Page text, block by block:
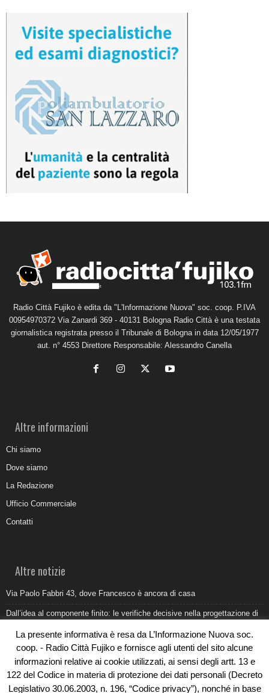
Radio Città Fujiko è edita da "L'Informazione Nuova" soc. coop. P.IVA
00954970372 Via Zanardi 369 - 40131 Bologna Radio Città è una testata
giornalistica registrata presso il Tribunale di Bologna in data 12/05/1977
aut. n° 4553 Direttore Responsabile: Alessandro Canella
Altre informazioni
Chi siamo
Dove siamo
La Redazione
Ufficio Commerciale
Contatti
Altre notizie
Via Paolo Fabbri 43, dove Francesco è ancora di casa
Dall’idea al componente finito: le verifiche decisive nella progettazione di
Belvedere Marittimo e il report ARPACAL 2026 sulla qualità del mare
Come organizzare e allestire una camera ardente per l’ultimo saluto
Umidità di risalita in casa, come riconoscere i segnali veri
La presente informativa è resa da L’Informazione Nuova soc.
coop. - Radio Città Fujiko e fornisce agli utenti del sito alcune
informazioni relative ai cookie utilizzati, ai sensi degli artt. 13 e
122 del Codice in materia di protezione dei dati personali (Decreto
Legislativo 30.06.2003, n. 196, “Codice privacy”), nonché in base